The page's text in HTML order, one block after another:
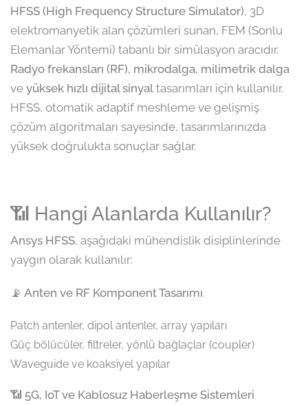
HFSS (High Frequency Structure Simulator), 3D
elektromanyetik alan çözümleri sunan, FEM (Sonlu
Elemanlar Yöntemi) tabanlı bir simülasyon aracıdır.
Radyo frekansları (RF), mikrodalga, milimetrik dalga
ve yüksek hızlı dijital sinyal tasarımları için kullanılır.
HFSS, otomatik adaptif meshleme ve gelişmiş
çözüm algoritmaları sayesinde, tasarımlarınızda
yüksek doğrulukta sonuçlar sağlar.
📶 Hangi Alanlarda Kullanılır?
Ansys HFSS, aşağıdaki mühendislik disiplinlerinde
yaygın olarak kullanılır:
📡 Anten ve RF Komponent Tasarımı
Patch antenler, dipol antenler, array yapıları
Güç bölücüler, filtreler, yönlü bağlaçlar (coupler)
Waveguide ve koaksiyel yapılar
📶 5G, IoT ve Kablosuz Haberleşme Sistemleri